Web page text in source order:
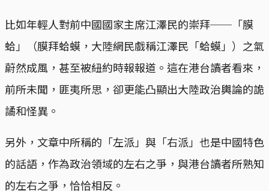
比如年輕人對前中國國家主席江澤民的崇拜──「膜
蛤」（膜拜蛤蟆，大陸網民戲稱江澤民「蛤蟆」）之氣
蔚然成風，甚至被紐約時報報道。這在港台讀者看來，
前所未聞，匪夷所思，卻更能凸顯出大陸政治輿論的詭
譎和怪異。
另外，文章中所稱的「左派」與「右派」也是中國特色
的話語，作為政治領域的左右之爭，與港台讀者所熟知
的左右之爭，恰恰相反。